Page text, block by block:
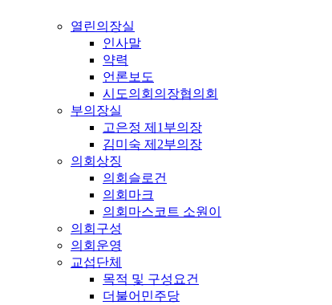
열린의장실
인사말
약력
언론보도
시도의회의장협의회
부의장실
고은정 제1부의장
김미숙 제2부의장
의회상징
의회슬로건
의회마크
의회마스코트 소원이
의회구성
의회운영
교섭단체
목적 및 구성요건
더불어민주당